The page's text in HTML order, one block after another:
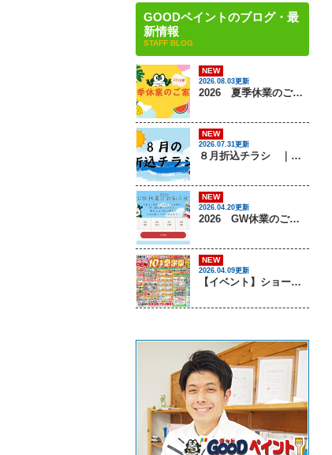
GOODペイントのブログ・最
新情報
STAFF BLOG
NEW
2026.08.03更新
2026 夏季休業のご案内 ｜姫路市・太子町の屋根塗装・屋根リフォーム・雨漏り・外壁塗装専門店 GOODペイント
NEW
2026.07.31更新
８月折込チラシ ｜姫路市・太子町の屋根塗装・屋根リフォーム・雨漏り・外壁塗装専門店 GOODペイント
NEW
2026.04.20更新
2026 GW休業のご案内 ｜姫路市・太子町の屋根塗装・屋根リフォーム・雨漏り・外壁塗装専門店 GOODペイント
NEW
2026.04.09更新
【イベント】ショールームOPEN10周年感謝祭を開催します！ ｜姫路市・太子町の屋根塗装・屋根リフォーム・雨漏り・外壁塗装専門店 GOODペイント